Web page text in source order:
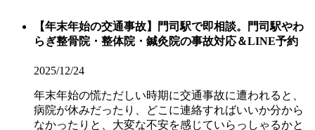
【年末年始の交通事故】門司駅で即相談。門司駅やわ
らぎ整骨院・整体院・鍼灸院の事故対応＆LINE予約
2025/12/24
年末年始の慌ただしい時期に交通事故に遭われると、
病院が休みだったり、どこに連絡すればいいか分から
なかったりと、大変な不安を感じていらっしゃるかと